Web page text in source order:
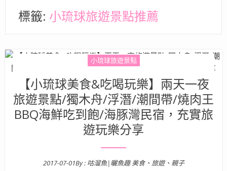
標籤: 小琉球旅遊景點推薦
小琉球旅遊景點
【小琉球美食&吃喝玩樂】兩天一夜
旅遊景點/獨木舟/浮潛/潮間帶/燒肉王
BBQ海鮮吃到飽/海豚灣民宿，充實旅
遊玩樂分享
Posted on
2017-07-01By : 咕溜魚|曬魚趣 美食、旅遊、親子